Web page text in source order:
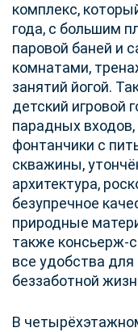
комплекс,
года, с большим
паровой баней и
комнатами,
занятий йогой.
детский игровой
парадных
фонтанчики с
скважины,
архитектура,
безупречное
природные
также консьерж-
все удобства для
беззаботной
В